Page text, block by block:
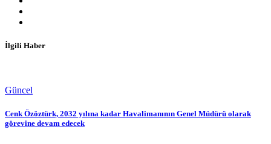
İlgili Haber
Güncel
Cenk Özöztürk, 2032 yılına kadar Havalimanının Genel Müdürü olarak
görevine devam edecek